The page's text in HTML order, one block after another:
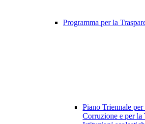
Programma per la
Piano Triennale
Corruzione e per la